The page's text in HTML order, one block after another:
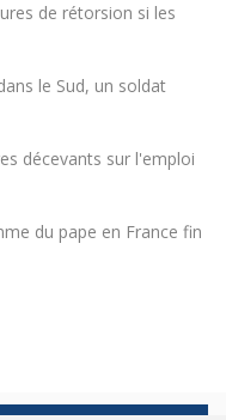
de rétorsion si les
le Sud, un soldat
décevants sur l'emploi
du pape en France fin